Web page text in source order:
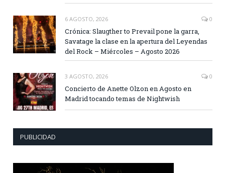
6 AGOSTO, 2026 0
Crónica: Slaugther to Prevail pone la garra,
Savatage la clase en la apertura del Leyendas
del Rock – Miércoles – Agosto 2026
3 AGOSTO, 2026 0
Concierto de Anette Olzon en Agosto en
Madrid tocando temas de Nightwish
PUBLICIDAD